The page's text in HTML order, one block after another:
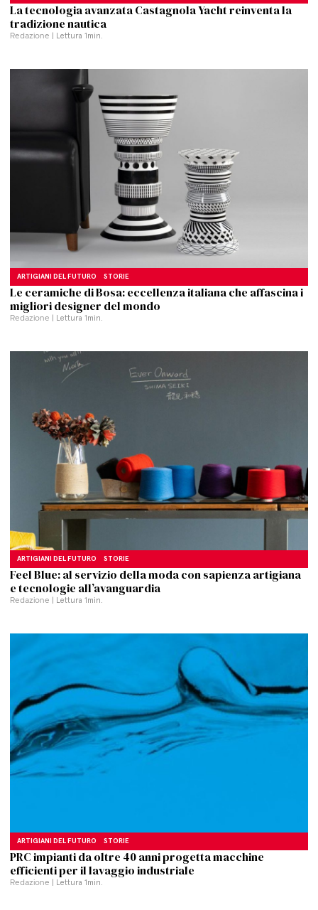
La tecnologia avanzata Castagnola Yacht reinventa la
tradizione nautica
Redazione | Lettura 1 min.
ARTIGIANI DEL FUTURO STORIE
Le ceramiche di Bosa: eccellenza italiana che affascina i
migliori designer del mondo
Redazione | Lettura 1 min.
ARTIGIANI DEL FUTURO STORIE
Feel Blue: al servizio della moda con sapienza artigiana
e tecnologie all’avanguardia
Redazione | Lettura 1 min.
ARTIGIANI DEL FUTURO STORIE
PRC impianti da oltre 40 anni progetta macchine
efficienti per il lavaggio industriale
Redazione | Lettura 1 min.